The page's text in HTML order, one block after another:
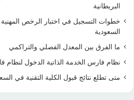
البريطانية
خطوات التسجيل في اختبار الرخص
السعودية
ما الفرق بين المعدل الفصلي والتراكمي
نظام فارس الخدمة الذاتية الدخول لنظام فارس
متى تطلع نتائج قبول الكلية التقنية في